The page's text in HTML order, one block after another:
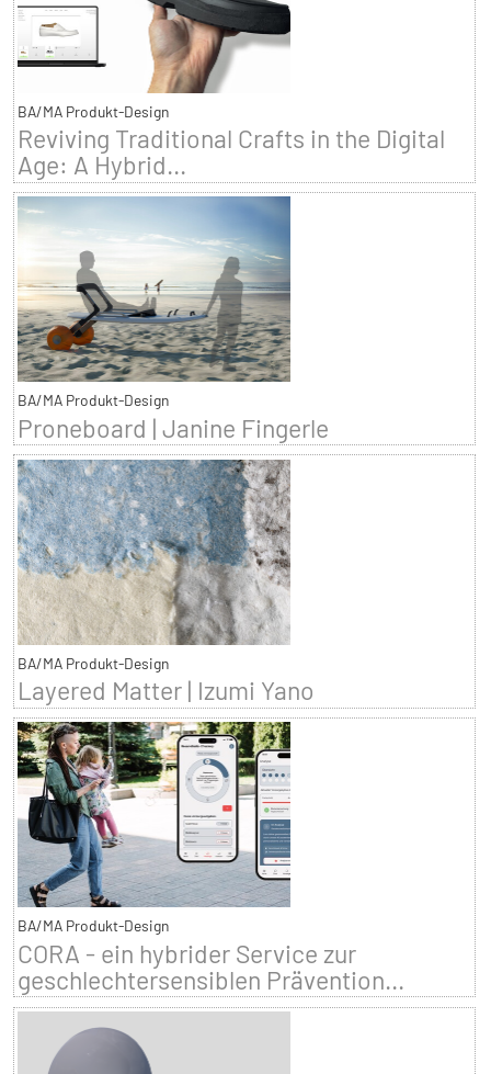
BA/MA Produkt-Design
Reviving Traditional Crafts in the Digital
Age: A Hybrid...
BA/MA Produkt-Design
Proneboard | Janine Fingerle
BA/MA Produkt-Design
Layered Matter | Izumi Yano
BA/MA Produkt-Design
CORA - ein hybrider Service zur
geschlechtersensiblen Prävention...